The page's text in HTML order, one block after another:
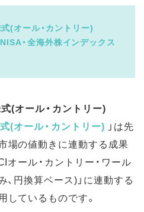
(オール・カントリー)
・全海外株インデックス
(オール・カントリー)
(オール・カントリー) 」は先
場の値動きに連動する成果
オール・カントリー・ワール
、円換算ベース)」に連動する
ているものです。